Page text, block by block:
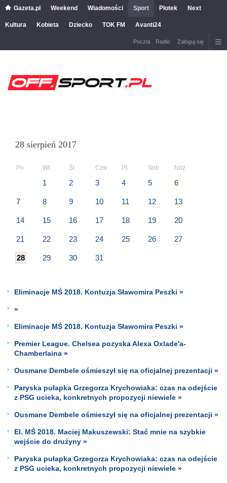
Gazeta.pl Weekend Wiadomości Sport Plotek Next
Kultura Kobieta Dziecko TOK FM Avanti24
Poczta Radio Zaloguj się
28 sierpień 2017
Pn Wt Śr Czw Pt Sob Ndz
1 2 3 4 5 6
7 8 9 10 11 12 13
14 15 16 17 18 19 20
21 22 23 24 25 26 27
28 29 30 31
Eliminacje MŚ 2018. Kontuzja Sławomira Peszki »
»
Eliminacje MŚ 2018. Kontuzja Sławomira Peszki »
Premier League. Chelsea pozyska Alexa Oxlade'a-
Chamberlaina »
Ousmane Dembele ośmieszył się na oficjalnej prezentacji »
Paryska pułapka Grzegorza Krychowiaka: czas na odejście
z PSG ucieka, konkretnych propozycji niewiele »
Ousmane Dembele ośmieszył się na oficjalnej prezentacji »
El. MŚ 2018. Maciej Makuszewski: Stać mnie na szybkie
wejście do drużyny »
Paryska pułapka Grzegorza Krychowiaka: czas na odejście
z PSG ucieka, konkretnych propozycji niewiele »